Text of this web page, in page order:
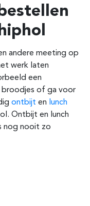
andere meeting op
werk laten
een
broodjes of ga voor
ontbijt en lunch
Ontbijt en lunch
nog nooit zo